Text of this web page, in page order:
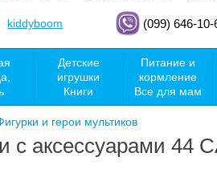
kiddyboom (099) 646-10-
Детские
игрушки
Книги
Питание и
кормление
Все для мам
и герои мультиков
с аксессуарами 44